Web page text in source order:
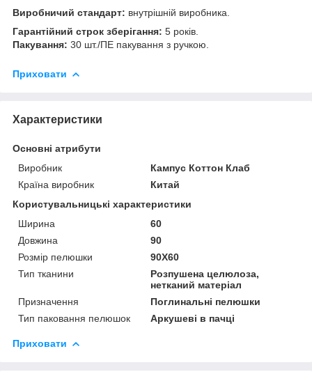
Виробничий стандарт: внутрішній виробника.
Гарантійний строк зберігання: 5 років.
Пакування: 30 шт./ПЕ пакування з ручкою.
Приховати
Характеристики
Основні атрибути
Виробник
Кампус Коттон Клаб
Країна виробник
Китай
Користувальницькі характеристики
Ширина
60
Довжина
90
Розмір пелюшки
90Х60
Тип тканини
Розпушена целюлоза,
нетканий матеріал
Призначення
Поглинальні пелюшки
Тип паковання пелюшок
Аркушеві в пачці
Приховати